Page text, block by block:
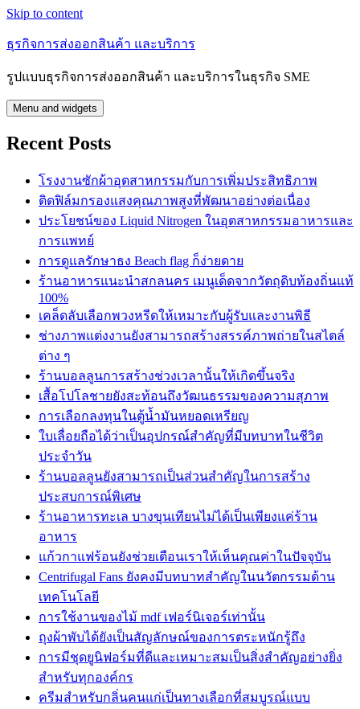
Skip to content
ธุรกิจการส่งออกสินค้า และบริการ
รูปแบบธุรกิจการส่งออกสินค้า และบริการในธุรกิจ SME
Menu and widgets
Recent Posts
โรงงานซักผ้าอุตสาหกรรมกับการเพิ่มประสิทธิภาพ
ติดฟิล์มกรองแสงคุณภาพสูงที่พัฒนาอย่างต่อเนื่อง
ประโยชน์ของ Liquid Nitrogen ในอุตสาหกรรมอาหารและ
การแพทย์
การดูแลรักษาธง Beach flag ก็ง่ายดาย
ร้านอาหารแนะนำสกลนคร เมนูเด็ดจากวัตถุดิบท้องถิ่นแท้
100%
เคล็ดลับเลือกพวงหรีดให้เหมาะกับผู้รับและงานพิธี
ช่างภาพแต่งงานยังสามารถสร้างสรรค์ภาพถ่ายในสไตล์
ต่าง ๆ
ร้านบอลลูนการสร้างช่วงเวลานั้นให้เกิดขึ้นจริง
เสื้อโปโลชายยังสะท้อนถึงวัฒนธรรมของความสุภาพ
การเลือกลงทุนในตู้น้ำมันหยอดเหรียญ
ใบเลื่อยถือได้ว่าเป็นอุปกรณ์สำคัญที่มีบทบาทในชีวิต
ประจำวัน
ร้านบอลลูนยังสามารถเป็นส่วนสำคัญในการสร้าง
ประสบการณ์พิเศษ
ร้านอาหารทะเล บางขุนเทียนไม่ได้เป็นเพียงแค่ร้าน
อาหาร
แก้วกาแฟร้อนยังช่วยเตือนเราให้เห็นคุณค่าในปัจจุบัน
Centrifugal Fans ยังคงมีบทบาทสำคัญในนวัตกรรมด้าน
เทคโนโลยี
การใช้งานของไม้ mdf เฟอร์นิเจอร์เท่านั้น
ถุงผ้าพับได้ยังเป็นสัญลักษณ์ของการตระหนักรู้ถึง
การมีชุดยูนิฟอร์มที่ดีและเหมาะสมเป็นสิ่งสำคัญอย่างยิ่ง
สำหรับทุกองค์กร
ครีมสำหรับกลิ่นคนแก่เป็นทางเลือกที่สมบูรณ์แบบ